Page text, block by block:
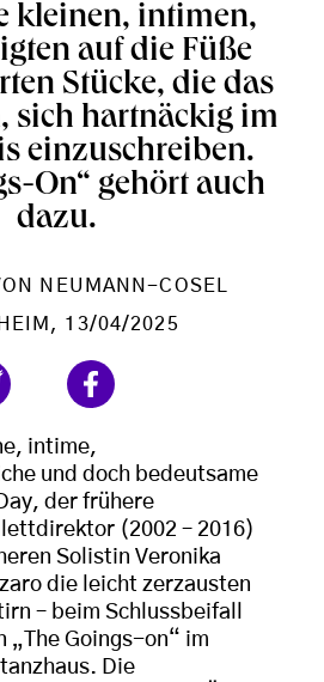
kleinen, intimen,
auf die Füße
Stücke, die das
sich hartnäckig im
einzuschreiben.
On“ gehört auch
dazu.
NEUMANN-COSEL
, 13/04/2025
intime,
und doch bedeutsame
der frühere
(2002 – 2016)
Solistin Veronika
die leicht zerzausten
– beim Schlussbeifall
„The Goings-on“ im
Die